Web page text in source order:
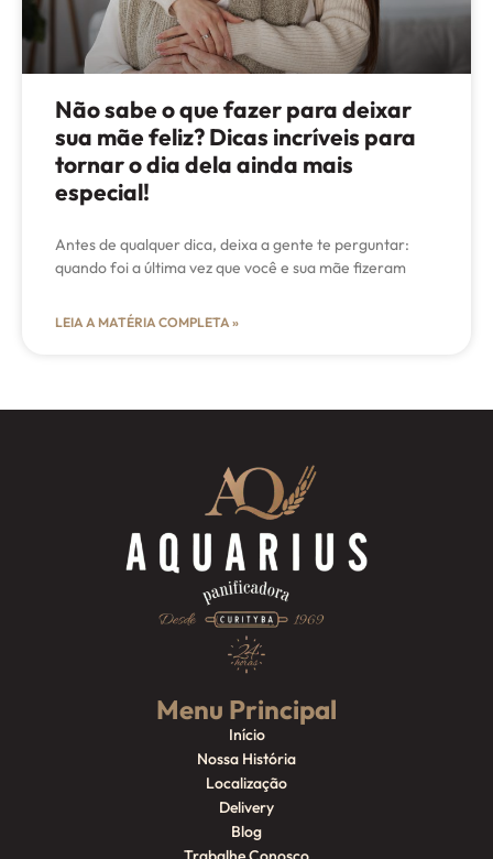
Não sabe o que fazer para deixar
sua mãe feliz? Dicas incríveis para
tornar o dia dela ainda mais
especial!
Antes de qualquer dica, deixa a gente te perguntar:
quando foi a última vez que você e sua mãe fizeram
LEIA A MATÉRIA COMPLETA »
Menu Principal
Início
Nossa História
Localização
Delivery
Blog